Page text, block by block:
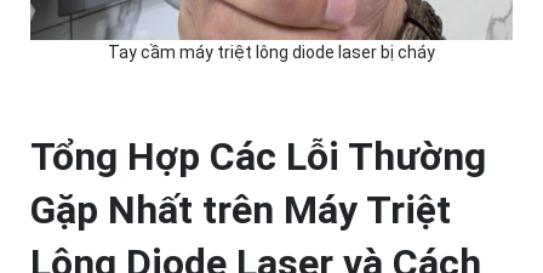
Tay cầm máy triệt lông diode laser bị cháy
Tổng Hợp Các Lỗi Thường
Gặp Nhất trên Máy Triệt
Lông Diode Laser và Cách